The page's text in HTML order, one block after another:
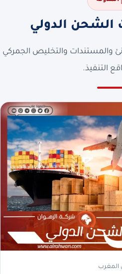
الشحن الدولي
والمستندات والتخليص الجمركي
التنفيذ.
المغرب